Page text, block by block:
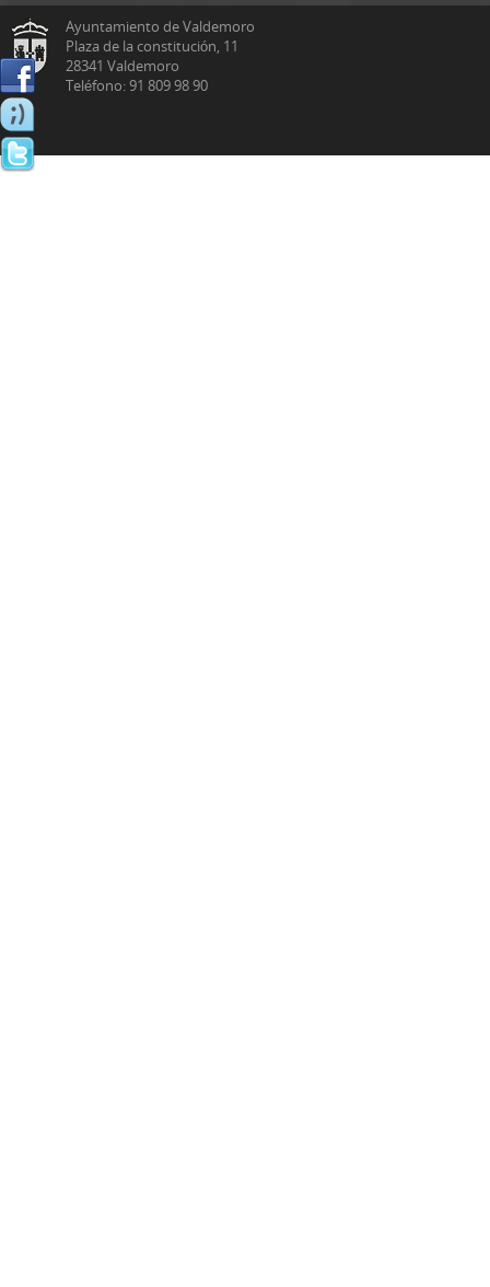
Ayuntamiento de Valdemoro
Plaza de la constitución, 11
28341 Valdemoro
Teléfono: 91 809 98 90